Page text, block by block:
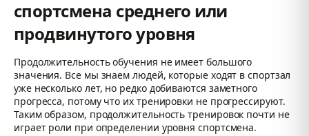
спортсмена среднего или
продвинутого уровня
Продолжительность обучения не имеет большого
значения. Все мы знаем людей, которые ходят в спортзал
уже несколько лет, но редко добиваются заметного
прогресса, потому что их тренировки не прогрессируют.
Таким образом, продолжительность тренировок почти не
играет роли при определении уровня спортсмена.